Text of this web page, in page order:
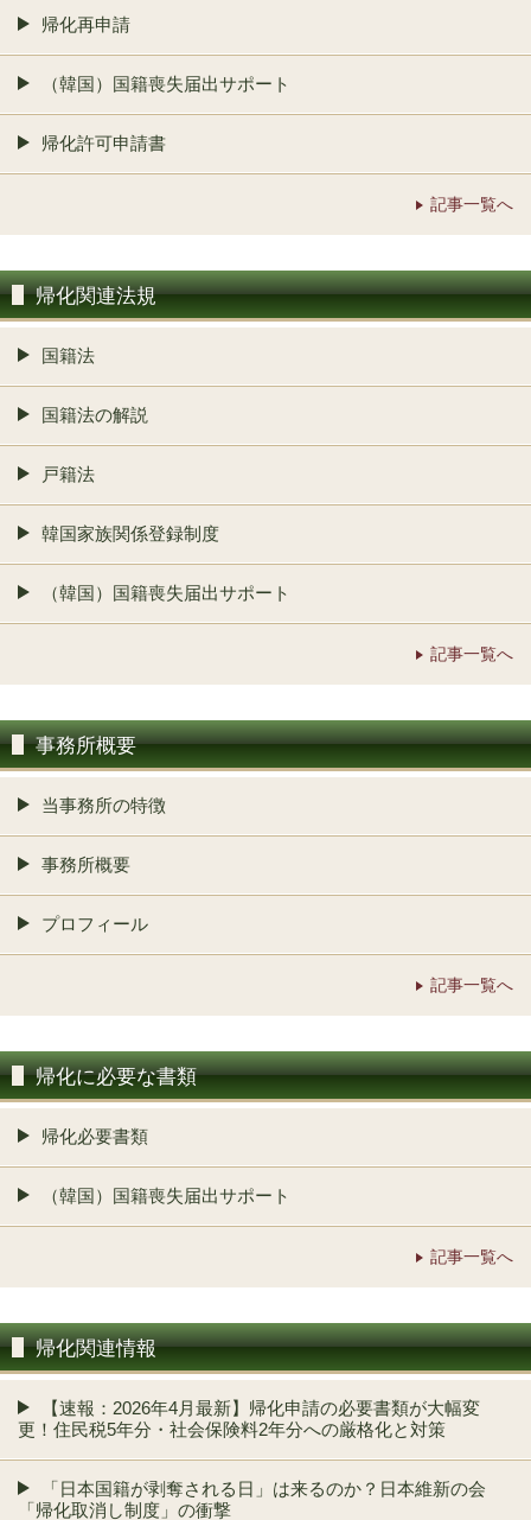
帰化再申請
（韓国）国籍喪失届出サポート
帰化許可申請書
記事一覧へ
帰化関連法規
国籍法
国籍法の解説
戸籍法
韓国家族関係登録制度
（韓国）国籍喪失届出サポート
記事一覧へ
事務所概要
当事務所の特徴
事務所概要
プロフィール
記事一覧へ
帰化に必要な書類
帰化必要書類
（韓国）国籍喪失届出サポート
記事一覧へ
帰化関連情報
【速報：2026年4月最新】帰化申請の必要書類が大幅変
更！住民税5年分・社会保険料2年分への厳格化と対策
「日本国籍が剥奪される日」は来るのか？日本維新の会
「帰化取消し制度」の衝撃